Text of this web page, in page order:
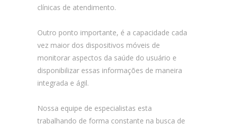
clínicas de atendimento.
Outro ponto importante, é a capacidade cada
vez maior dos dispositivos móveis de
monitorar aspectos da saúde do usuário e
disponibilizar essas informações de maneira
integrada e ágil.
Nossa equipe de especialistas esta
trabalhando de forma constante na busca de